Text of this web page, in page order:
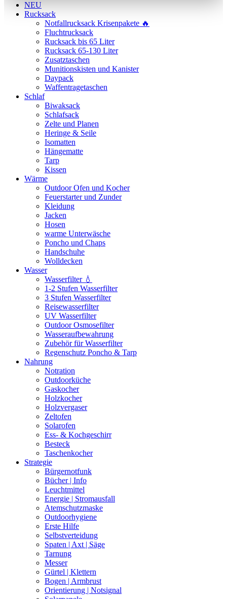
NEU
Rucksack
Notfallrucksack Krisenpakete 🔥
Fluchtrucksack
Rucksack bis 65 Liter
Rucksack 65-130 Liter
Zusatztaschen
Munitionskisten und Kanister
Daypack
Waffentragetaschen
Schlaf
Biwaksack
Schlafsack
Zelte und Planen
Heringe & Seile
Isomatten
Hängematte
Tarp
Kissen
Wärme
Outdoor Ofen und Kocher
Feuerstarter und Zunder
Kleidung
Jacken
Hosen
warme Unterwäsche
Poncho und Chaps
Handschuhe
Wolldecken
Wasser
Wasserfilter 💧
1-2 Stufen Wasserfilter
3 Stufen Wasserfilter
Reisewasserfilter
UV Wasserfilter
Outdoor Osmosefilter
Wasseraufbewahrung
Zubehör für Wasserfilter
Regenschutz Poncho & Tarp
Nahrung
Notration
Outdoorküche
Gaskocher
Holzkocher
Holzvergaser
Zeltofen
Solarofen
Ess- & Kochgeschirr
Besteck
Taschenkocher
Strategie
Bürgernotfunk
Bücher | Info
Leuchtmittel
Energie | Stromausfall
Atemschutzmaske
Outdoorhygiene
Erste Hilfe
Selbstverteidung
Spaten | Axt | Säge
Tarnung
Messer
Gürtel | Klettern
Bogen | Armbrust
Orientierung | Notsignal